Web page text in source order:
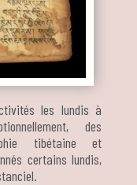
les lundis à
des
tibétaine et
certains lundis,